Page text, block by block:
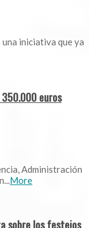
una iniciativa que ya
euros
Administración
More
sobre los festejos